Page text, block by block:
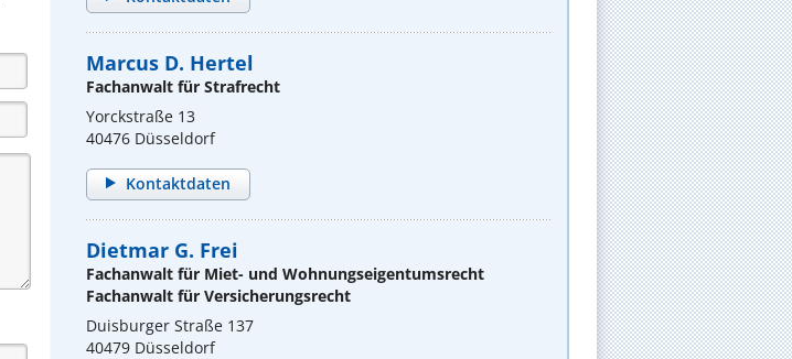
Marcus D. Hertel
Fachanwalt für Strafrecht
Yorckstraße 13
40476 Düsseldorf
Kontaktdaten
Dietmar G. Frei
Fachanwalt für Miet- und Wohnungseigentumsrecht
Fachanwalt für Versicherungsrecht
Duisburger Straße 137
40479 Düsseldorf